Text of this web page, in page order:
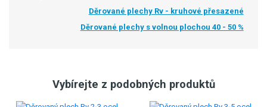
Děrované plechy Rv - kruhové přesazené
Děrované plechy s volnou plochou 40 - 50 %
Vybírejte z podobných produktů